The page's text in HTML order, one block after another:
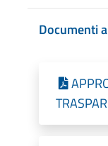
Documenti